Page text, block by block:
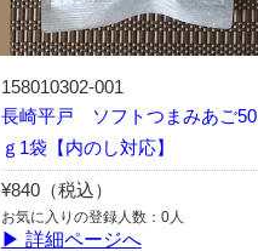
158010302-001
長崎平戸 ソフトつまみあご50
ｇ1袋【内のし対応】
¥840（税込）
お気に入りの登録人数：0人
▶ 詳細ページへ